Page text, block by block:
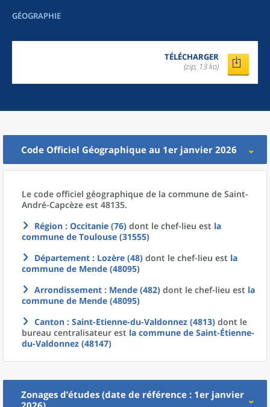
GÉOGRAPHIE
TÉLÉCHARGER
(zip, 13 ko)
Code Officiel Géographique au 1er janvier 2026
Le code officiel géographique de la commune de Saint-
André-Capcèze est 48135.
Région : Occitanie (76) dont le chef-lieu est la
commune de Toulouse (31555)
Département : Lozère (48) dont le chef-lieu est la
commune de Mende (48095)
Arrondissement : Mende (482) dont le chef-lieu est la
commune de Mende (48095)
Canton : Saint-Etienne-du-Valdonnez (4813) dont le
bureau centralisateur est la commune de Saint-Étienne-
du-Valdonnez (48147)
Zonages d’études (date de référence : 1er janvier